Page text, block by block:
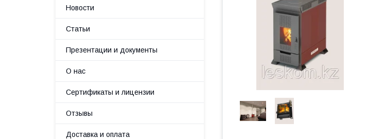
Новости
Статьи
Презентации и документы
О нас
Сертификаты и лицензии
Отзывы
Доставка и оплата